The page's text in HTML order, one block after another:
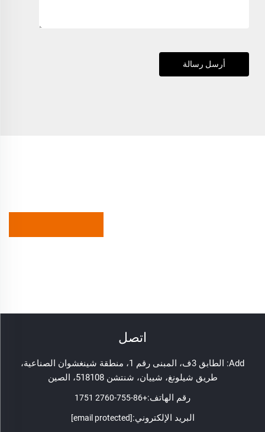
أرسل رسالة
اتصل
Add: الطابق 3ف، المبنى رقم 1، منطقة شينغشوان الصناعية،
طريق شيلونغ، شييان، شنتشن 518108، الصين
رقم الهاتف:+86-755-2760 1751
البريد الإلكتروني:[email protected]